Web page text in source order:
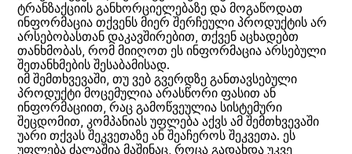
ტრანზაქციის განხორციელებაზე და მოგაწოდათ
ინფორმაცია თქვენს მიერ შერჩეული პროდუქტის არ
არსებობასთან დაკავშირებით, თქვენ აცხადებთ
თანხმობას, რომ მიიღოთ ეს ინფორმაცია არსებული
შეთანხმების შესაბამისად.
იმ შემთხვევაში, თუ ვებ გვერდზე განთავსებული
პროდუქტი მოცემულია არასწორი ფასით ან
ინფორმაციით, რაც გამოწვეულია სისტემური
შეცდომით, კომპანიას უფლება აქვს ამ შემთხვევაში
უარი თქვას შეკვეთაზე ან შეაჩეროს შეკვეთა. ეს
უფლება ძალაშია მაშინაც, როცა გადახდა უკვე